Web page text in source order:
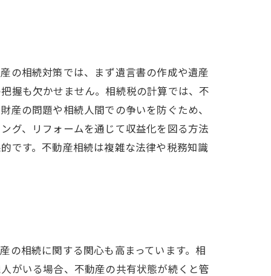
の相続対策では、まず遺言書の作成や遺産
握も欠かせません。相続税の計算では、不
産の問題や相続人間での争いを防ぐため、
グ、リフォームを通じて収益化を図る方法
です。不動産相続は複雑な法律や税務知識
の相続に関する関心も高まっています。相
がいる場合、不動産の共有状態が続くと管